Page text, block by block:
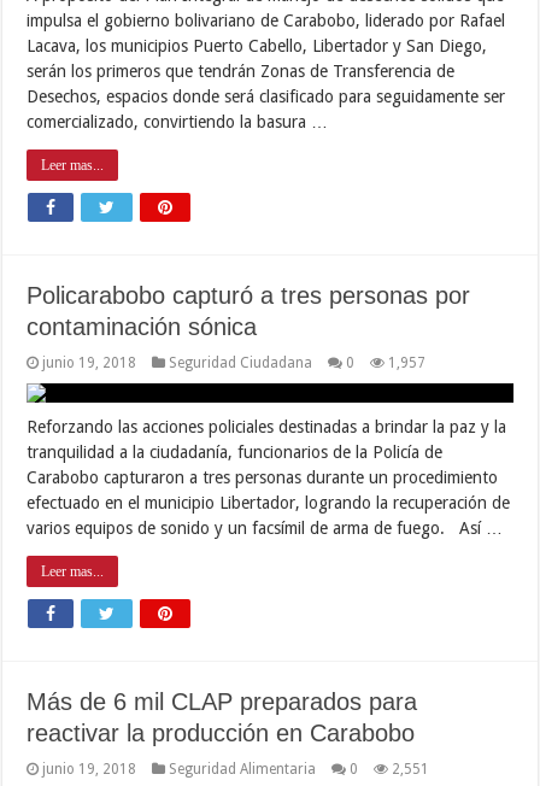
impulsa el gobierno bolivariano de Carabobo, liderado por Rafael
Lacava, los municipios Puerto Cabello, Libertador y San Diego,
serán los primeros que tendrán Zonas de Transferencia de
Desechos, espacios donde será clasificado para seguidamente ser
comercializado, convirtiendo la basura …
Leer mas...
Policarabobo capturó a tres personas por
contaminación sónica
junio 19, 2018 Seguridad Ciudadana 0 1,957
Reforzando las acciones policiales destinadas a brindar la paz y la
tranquilidad a la ciudadanía, funcionarios de la Policía de
Carabobo capturaron a tres personas durante un procedimiento
efectuado en el municipio Libertador, logrando la recuperación de
varios equipos de sonido y un facsímil de arma de fuego. Así …
Leer mas...
Más de 6 mil CLAP preparados para
reactivar la producción en Carabobo
junio 19, 2018 Seguridad Alimentaria 0 2,551